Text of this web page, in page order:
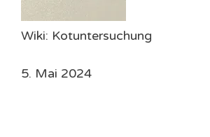
Wiki: Kotuntersuchung
5. Mai 2024